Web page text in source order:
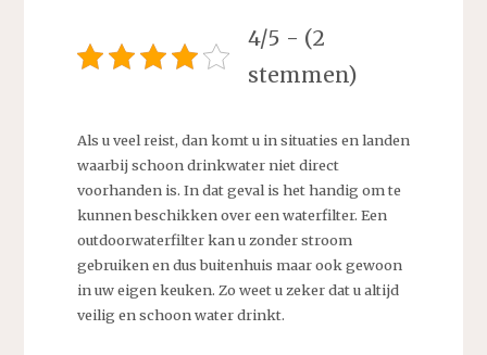
4/5 - (2
stemmen)
Als u veel reist, dan komt u in situaties en landen
waarbij schoon drinkwater niet direct
voorhanden is. In dat geval is het handig om te
kunnen beschikken over een waterfilter. Een
outdoorwaterfilter kan u zonder stroom
gebruiken en dus buitenhuis maar ook gewoon
in uw eigen keuken. Zo weet u zeker dat u altijd
veilig en schoon water drinkt.